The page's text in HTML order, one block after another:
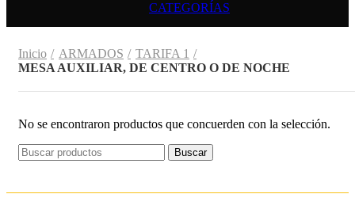
CATEGORÍAS
Inicio ARMADOS
TARIFA 1
MESA AUXILIAR, DE CENTRO O DE NOCHE
No se encontraron productos que concuerden con la selección.
Buscar